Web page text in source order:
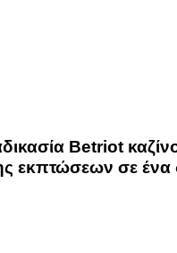
Betriot
εκπτώσεων σε ένα